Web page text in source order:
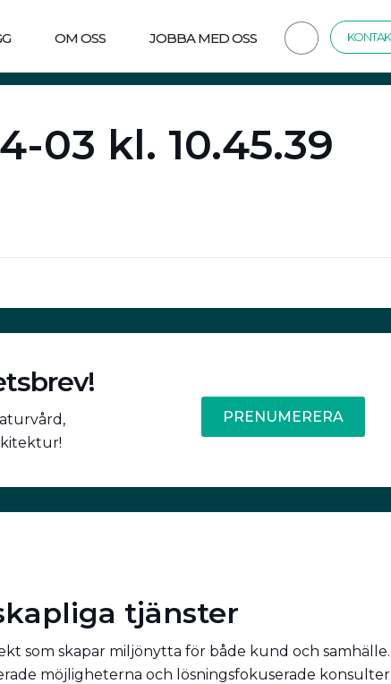
OM OSS JOBBA MED OSS
03 kl. 10.45.39
PRENUMERERA
tjänster
som skapar miljönytta för både kund och
möjligheterna och lösningsfokuserade